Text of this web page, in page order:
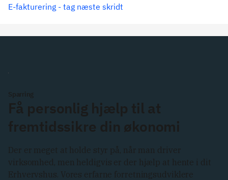
E-fakturering - tag næste skridt
Sparring
Få personlig hjælp til at
fremtidssikre din økonomi
Der er meget at holde styr på, når man driver
virksomhed, men heldigvis er der hjælp at hente i dit
Erhvervshus. Vores erfarne forretningsudviklere